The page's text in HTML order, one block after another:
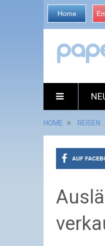
Home
HOME REISEN
AUF